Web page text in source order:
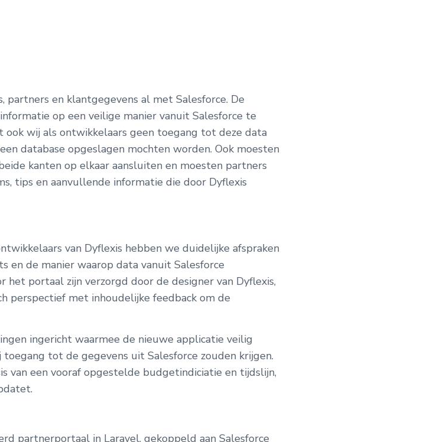
partners en klantgegevens al met Salesforce. De
op een veilige manier vanuit Salesforce te
wij als ontwikkelaars geen toegang tot deze data
database opgeslagen mochten worden. Ook moesten
kanten op elkaar aansluiten en moesten partners
tips en aanvullende informatie die door Dyflexis
van Dyflexis hebben we duidelijke afspraken
en de manier waarop data vanuit Salesforce
het portaal zijn verzorgd door de designer van Dyflexis,
perspectief met inhoudelijke feedback om de
ingericht waarmee de nieuwe applicatie veilig
tot de gegevens uit Salesforce zouden krijgen.
van een vooraf opgestelde budgetindiciatie en tijdslijn,
partnerportaal in Laravel, gekoppeld aan Salesforce